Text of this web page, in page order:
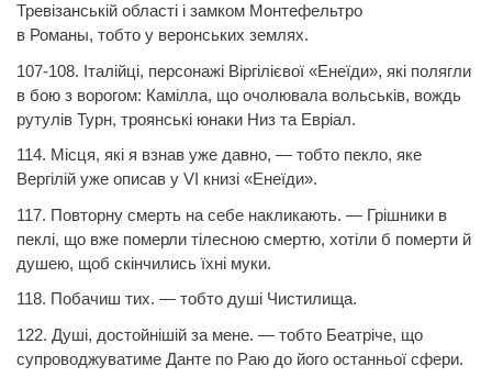
Тревізанській області і замком Монтефельтро
в Романы, тобто у веронських землях.
107-108. Італійці, персонажі Віргілієвої «Енеїди», які полягли
в бою з ворогом: Камілла, що очолювала вольськів, вождь
рутулів Турн, троянські юнаки Низ та Евріал.
114. Місця, які я взнав уже давно, — тобто пекло, яке
Вергілій уже описав у VI книзі «Енеїди».
117. Повторну смерть на себе накликають. — Грішники в
пеклі, що вже померли тілесною смертю, хотіли б померти й
душею, щоб скінчились їхні муки.
118. Побачиш тих. — тобто душі Чистилища.
122. Душі, достойнішій за мене. — тобто Беатріче, що
супроводжуватиме Данте по Раю до його останньої сфери.